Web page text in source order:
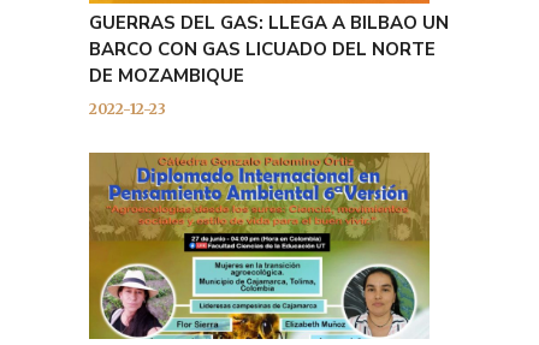
GUERRAS DEL GAS: LLEGA A BILBAO UN
BARCO CON GAS LICUADO DEL NORTE
DE MOZAMBIQUE
2022-12-23